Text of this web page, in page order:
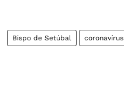
Bispo de Setúbal coronavírus